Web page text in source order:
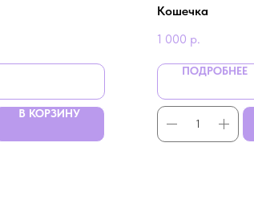
В КОРЗИНУ
Кошечка
1 000 р.
ПОДРОБНЕЕ